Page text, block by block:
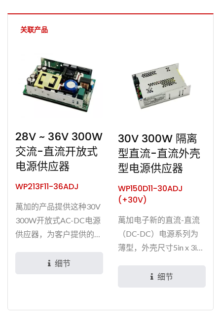
关联产品
28V ~ 36V 300W
交流-直流开放式
电源供应器
WP213F11-36ADJ
萬加的产品提供这种30V
300W开放式AC-DC电源
供应器，为客户提供的设
品质和可靠性更意味着更
细节
30V 300W 隔离
型直流-直流外壳
型电源供应器
WP150D11-30ADJ
(+30V)
萬加电子新的直流-直流
（DC-DC）电源系列为
薄型，外壳尺寸5in x 3in
却时能够提供300W的连
细节